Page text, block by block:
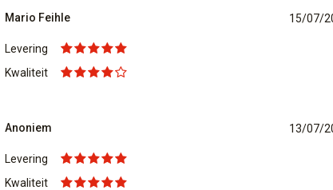
Mario Feihle 15/07/
Levering
Kwaliteit
Anoniem 13/07/
Levering
Kwaliteit